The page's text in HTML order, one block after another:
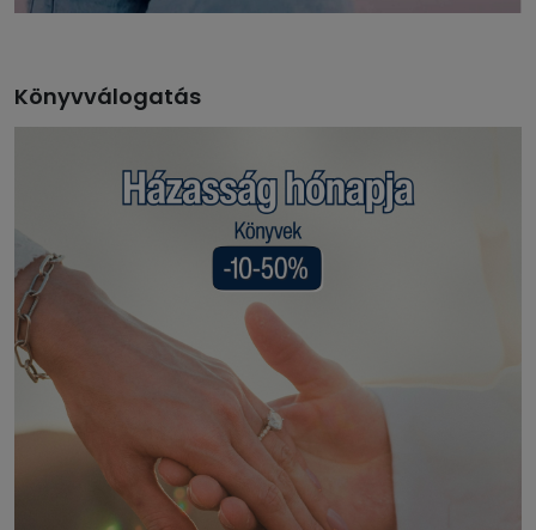
Könyvválogatás